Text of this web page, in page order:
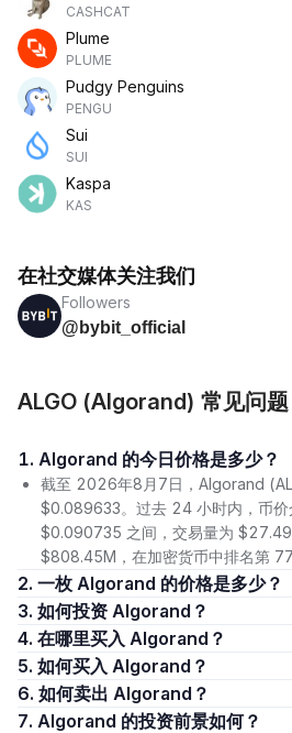
CASHCAT
Plume
PLUME
Pudgy Penguins
PENGU
Sui
SUI
Kaspa
KAS
在社交媒体关注我们
Followers
@bybit_official
ALGO (Algorand) 常见问题
1. Algorand 的今日价格是多少？
截至 2026年8月7日，Algorand
$0.089633。过去 24 小时内，币
$0.090735 之间，交易量为
$808.45M，在加密货币中排名第 77
2. 一枚 Algorand 的价格是多少？
3. 如何投资 Algorand？
4. 在哪里买入 Algorand？
5. 如何买入 Algorand？
6. 如何卖出 Algorand？
7. Algorand 的投资前景如何？